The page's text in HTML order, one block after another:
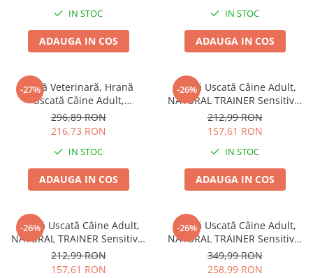
IN STOC
ADAUGA IN COS
IN STOC
ADAUGA IN COS
-27%
Dietă Veterinară, Hrană
Uscată Câine Adult,
EXCLUSION Intestinal, Talie
Mică, Porc și Orez, 7kg
296,89 RON
216,73 RON
IN STOC
ADAUGA IN COS
-26%
Hrană Uscată Câine Adult,
NATURAL TRAINER Sensitive,
Talie Mică, Prosciutto Crudo,
7kg
212,99 RON
157,61 RON
IN STOC
ADAUGA IN COS
-26%
Hrană Uscată Câine Adult,
NATURAL TRAINER Sensitive,
Talie Mică, Vită și Orez, 7kg
212,99 RON
157,61 RON
-26%
Hrană Uscată Câine Adult,
NATURAL TRAINER Sensitive,
Fără Gluten, Talie
Medie/Mare, Rață, 12kg
349,99 RON
258,99 RON